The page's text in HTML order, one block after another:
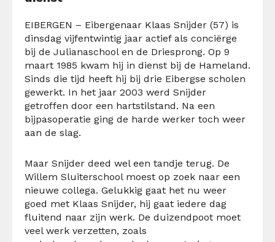
EIBERGEN – Eibergenaar Klaas Snijder (57) is
dinsdag vijfentwintig jaar actief als conciërge
bij de Julianaschool en de Driesprong. Op 9
maart 1985 kwam hij in dienst bij de Hameland.
Sinds die tijd heeft hij bij drie Eibergse scholen
gewerkt. In het jaar 2003 werd Snijder
getroffen door een hartstilstand. Na een
bijpasoperatie ging de harde werker toch weer
aan de slag.
Maar Snijder deed wel een tandje terug. De
Willem Sluiterschool moest op zoek naar een
nieuwe collega. Gelukkig gaat het nu weer
goed met Klaas Snijder, hij gaat iedere dag
fluitend naar zijn werk. De duizendpoot moet
veel werk verzetten, zoals